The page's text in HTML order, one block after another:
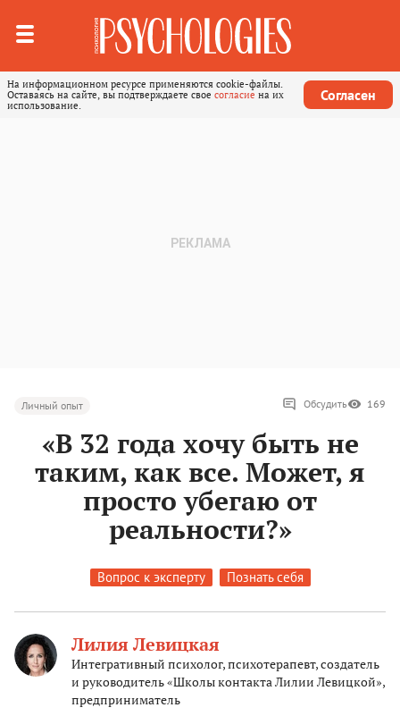
На информационном ресурсе применяются cookie-файлы.
Оставаясь на сайте, вы подтверждаете свое согласие на их
использование.
Согласен
Личный опыт Обсудить 169
«В 32 года хочу быть не
таким, как все. Может, я
просто убегаю от
реальности?»
Вопрос к эксперту Познать себя
Лилия Левицкая
Интегративный психолог, психотерапевт, создатель
и руководитель «Школы контакта Лилии Левицкой»,
предприниматель